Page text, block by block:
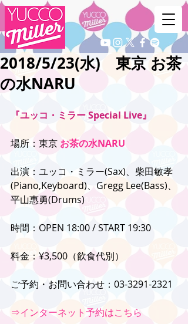
2018/5/23(水) 東京 お茶
の水NARU
『ユッコ・ミラー Special Live』
場所：東京 お茶の水NARU
出演：ユッコ・ミラー(Sax)、柴田敏孝
(Piano,Keyboard)、Gregg Lee(Bass)、
平山惠勇(Drums)
時間：OPEN 18:00 / START 19:30
料金：¥3,500（飲食代別）
ご予約・お問い合わせ：03-3291-2321
⇒インターネット予約はこちら